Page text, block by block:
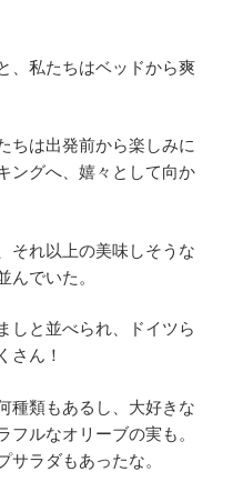
、私たちはベッドから爽
ちは出発前から楽しみに
ングへ、嬉々として向か
それ以上の美味しそうな
んでいた。
しと並べられ、ドイツら
さん！
種類もあるし、大好きな
フルなオリーブの実も。
サラダもあったな。